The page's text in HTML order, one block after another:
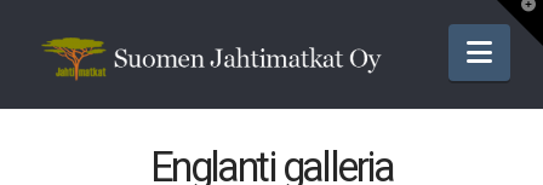
Englanti galleria